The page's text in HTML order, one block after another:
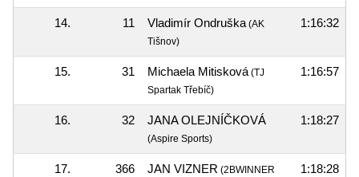
14. 11 Vladimír Ondruška(AK
Tišnov)
1:16:32
15. 31 Michaela Mitisková(TJ
Spartak Třebíč)
1:16:57
16. 32 JANA OLEJNÍČKOVÁ
(Aspire Sports)
1:18:27
17. 366 JAN VIZNER (2BWINNER
1:18:28